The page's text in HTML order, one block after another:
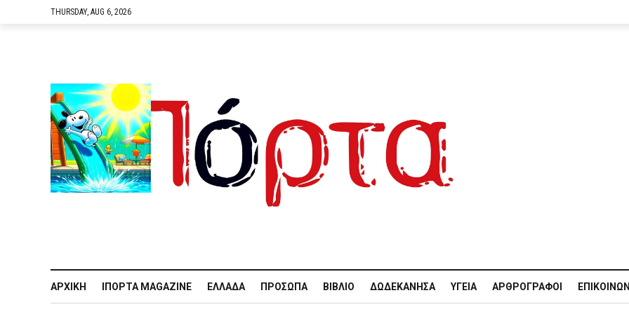
THURSDAY, AUG 6, 2026
ΑΡΧΙΚΉ IΠΌΡΤΑ MAGAZINE ΕΛΛΆΔΑ ΠΡΌΣΩΠΑ ΒΙΒΛΊΟ ΔΩΔΕΚΆΝΗΣΑ ΥΓΕΊΑ ΑΡΘΡΟΓΡΆΦΟΙ